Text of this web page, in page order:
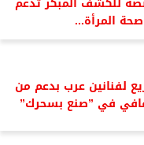
صحة المرأة...
لفنانين عرب بدعم من
في ”صنع بسحرك”